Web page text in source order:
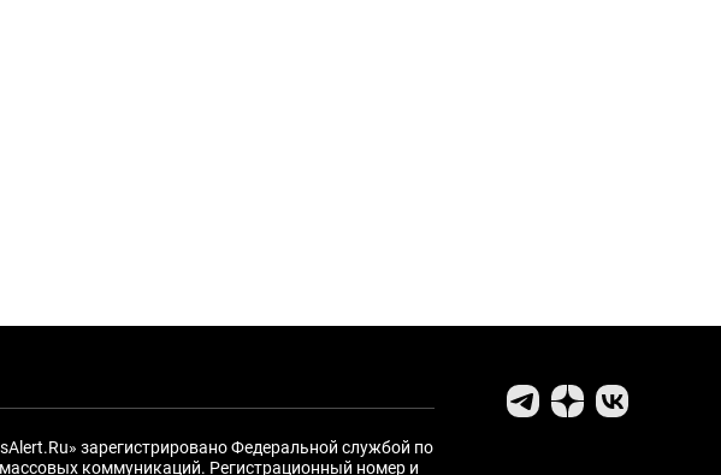
зарегистрировано Федеральной службой по
коммуникаций. Регистрационный номер и